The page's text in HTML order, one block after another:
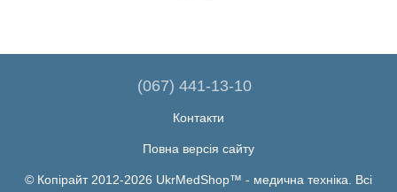
(067) 441-13-10
Контакти
Повна версія сайту
© Копірайт 2012-2026 UkrMedShop™ - медична техніка. Всі